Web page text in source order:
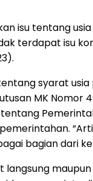
isu tentang
terdapat isu
syarat
MK Nomor
bagian dari